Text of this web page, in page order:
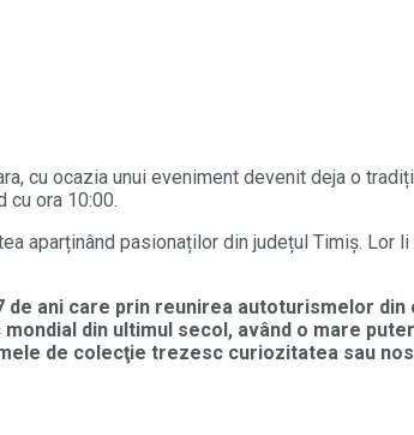
cu ocazia unui eveniment devenit deja o
cu ora 10:00.
aparținând pasionaților din județul Timiș. Lor
ani care prin reunirea autoturismelor
din ultimul secol, având o mare
de colecţie trezesc curiozitatea sau